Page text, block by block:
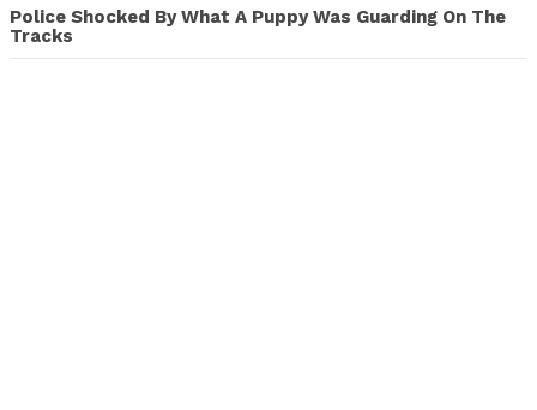
Police Shocked By What A Puppy Was Guarding On The
Tracks